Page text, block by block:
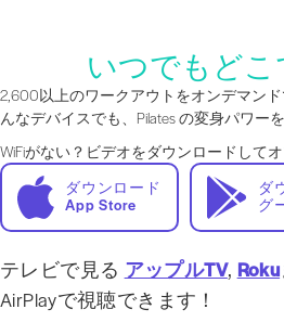
いつでもどこ
2,600以上のワークアウトをオンデマン
んなデバイスでも、Pilates の変身パワー
WiFiがない？ビデオをダウンロードして
ダウンロード
App Store
ダ
グ
テレビで見る アップルTV, Roku
AirPlayで視聴できます！